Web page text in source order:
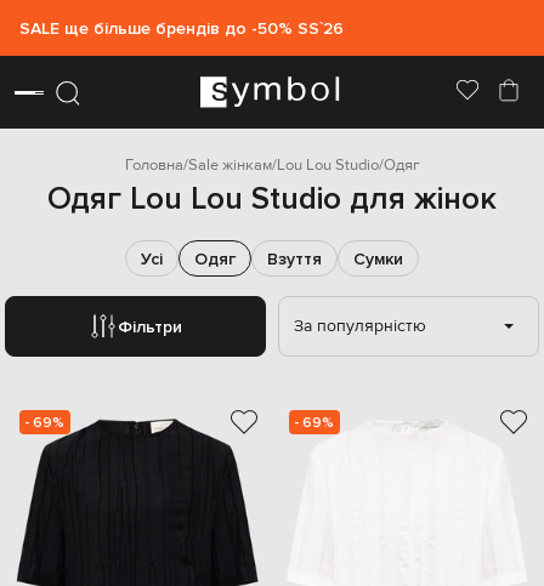
SALE ще більше брендів до -50% SS`26
Головна Sale жінкам Lou Lou Studio Одяг
Одяг Lou Lou Studio для жінок
Фільтри
Усі Одяг Взуття Сумки
За популярністю
- 69% - 69%